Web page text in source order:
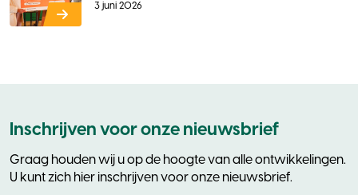
3 juni 2026
Inschrijven voor onze nieuwsbrief
Graag houden wij u op de hoogte van alle ontwikkelingen.
U kunt zich hier inschrijven voor onze nieuwsbrief.